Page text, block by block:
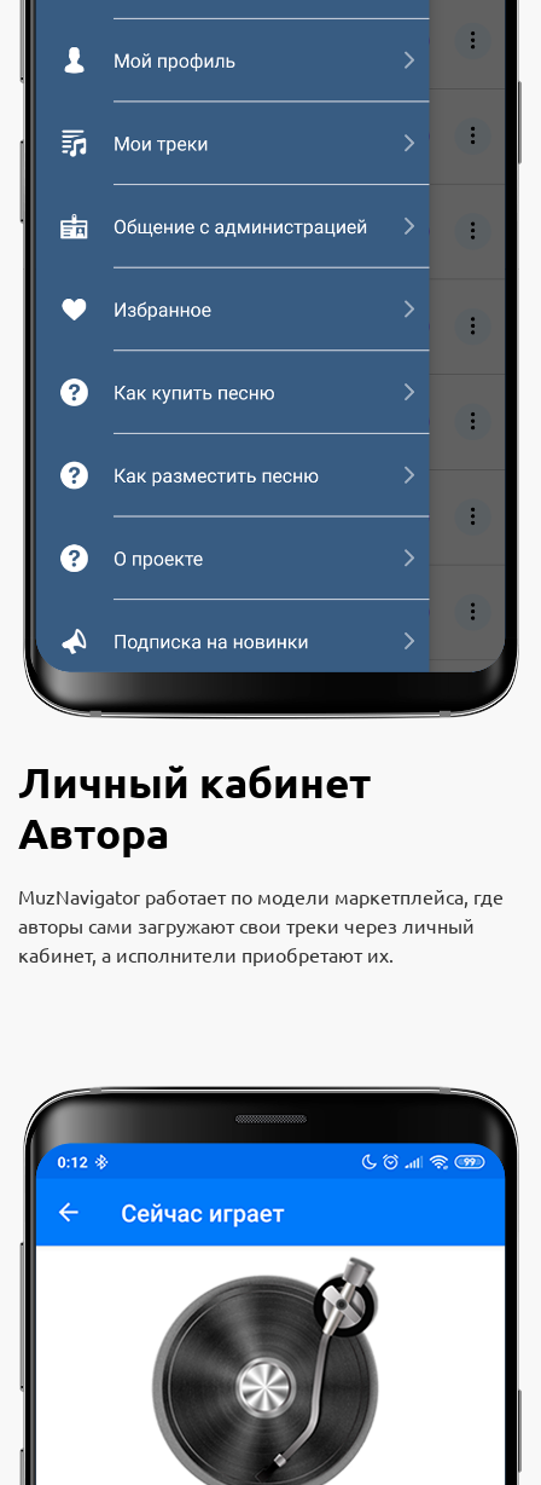
Личный кабинет
Автора
MuzNavigator работает по модели маркетплейса, где
авторы сами загружают свои треки через личный
кабинет, а исполнители приобретают их.